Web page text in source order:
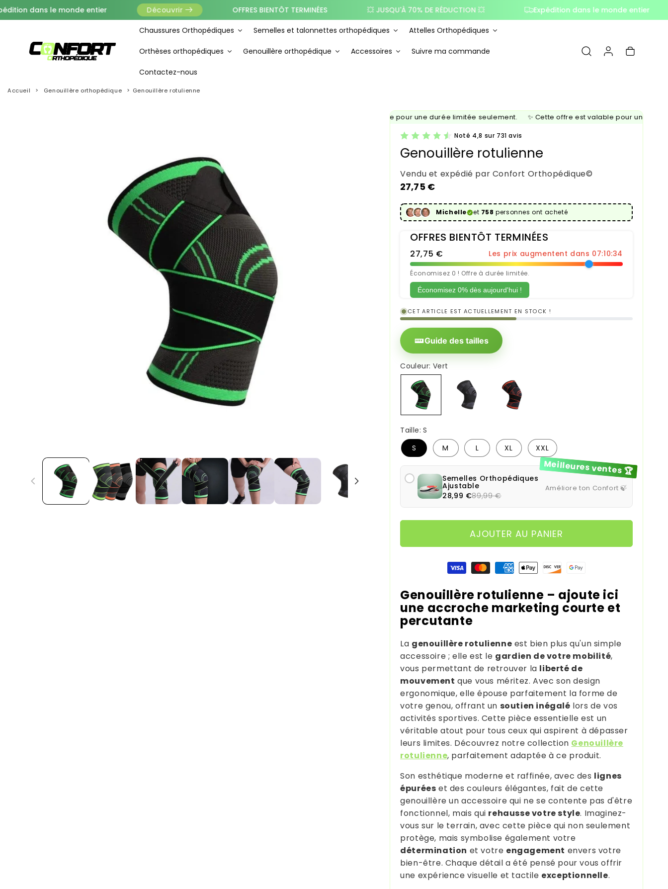
le monde entier Découvrir OFFRES BIENTÔT TERMINÉES 💥 JUSQU'À 70% DE RÉDUCTION 💥 Expédition dans le monde entier
Chaussures Orthopédiques Semelles et talonnettes orthopédiques Attelles Orthopédiques
Orthèses orthopédiques Genouillère orthopédique Accessoires Suivre ma commande
Contactez-nous
ConnexionPanier
Accueil Genouillère orthopédique Genouillère rotulienne
✨ Cette offre est valable pour une durée limitée seulement. ✨ Cette offre est valable pour une durée
Noté 4,8 sur 731 avis
Genouillère rotulienne
Vendu et expédié par Confort Orthopédique©
Prix habituel
27,75 €
Michelle et 758 personnes ont acheté
OFFRES BIENTÔT TERMINÉES
27,75 € Les prix augmentent dans 07:10:32
Économisez 0 ! Offre à durée limitée.
Économisez 0% dès aujourd'hui !
CET ARTICLE EST ACTUELLEMENT EN STOCK !
Guide des tailles
Couleur: Vert
Orange
Taille:S
S
M L XL XXL
Meilleures ventes 🏆
Semelles Orthopédiques
Ajustable
28,99 €89,99 €
Améliore ton Confort 🍃
AJOUTER AU PANIER
Moyens de paiement
Genouillère rotulienne – ajoute ici
une accroche marketing courte et
percutante
La genouillère rotulienne est bien plus qu'un simple
accessoire ; elle est le gardien de votre mobilité,
vous permettant de retrouver la liberté de
mouvement que vous méritez. Avec son design
ergonomique, elle épouse parfaitement la forme de
votre genou, offrant un soutien inégalé lors de vos
activités sportives. Cette pièce essentielle est un
véritable atout pour tous ceux qui aspirent à dépasser
leurs limites. Découvrez notre collection Genouillère
rotulienne, parfaitement adaptée à ce produit.
Son esthétique moderne et raffinée, avec des lignes
épurées et des couleurs élégantes, fait de cette
genouillère un accessoire qui ne se contente pas d'être
fonctionnel, mais qui rehausse votre style. Imaginez-
vous sur le terrain, avec cette pièce qui non seulement
protège, mais symbolise également votre
détermination et votre engagement envers votre
bien-être. Chaque détail a été pensé pour vous offrir
une expérience visuelle et tactile exceptionnelle.